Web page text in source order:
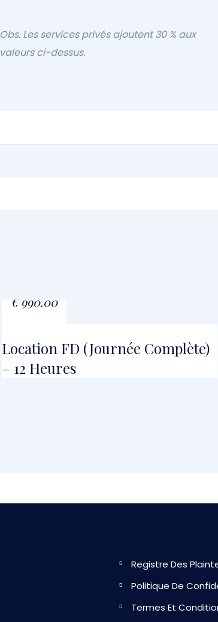
Obs. Les services privés ajoutent 30 % aux
valeurs ci-dessus.
€990.00
Location FD (journée Complète)
– 12 Heures
Registre Des
Politique De
Termes Et